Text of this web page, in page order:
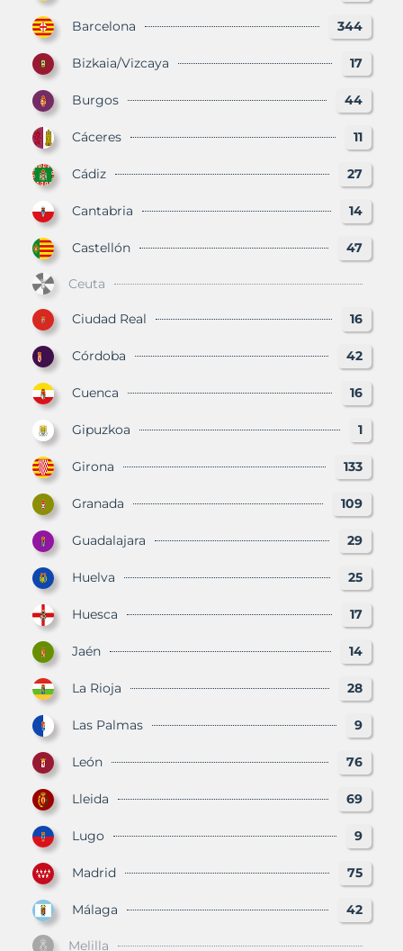
Barcelona 344
Bizkaia/Vizcaya 17
Burgos 44
Cáceres 11
Cádiz 27
Cantabria 14
Castellón 47
Ceuta
Ciudad Real 16
Córdoba 42
Cuenca 16
Gipuzkoa 1
Girona 133
Granada 109
Guadalajara 29
Huelva 25
Huesca 17
Jaén 14
La Rioja 28
Las Palmas 9
León 76
Lleida 69
Lugo 9
Madrid 75
Málaga 42
Melilla